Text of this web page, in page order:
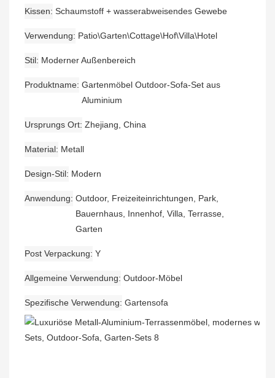
Kissen Schaumstoff + wasserabweisendes Gewebe
Verwendung Patio\Garten\Cottage\Hof\Villa\Hotel
Stil Moderner Außenbereich
Produktname Gartenmöbel Outdoor-Sofa-Set aus
Aluminium
Ursprungs Ort Zhejiang, China
Material Metall
Design-Stil Modern
Anwendung Outdoor, Freizeiteinrichtungen, Park,
Bauernhaus, Innenhof, Villa, Terrasse,
Garten
Post Verpackung Y
Allgemeine Verwendung Outdoor-Möbel
Spezifische Verwendung Gartensofa